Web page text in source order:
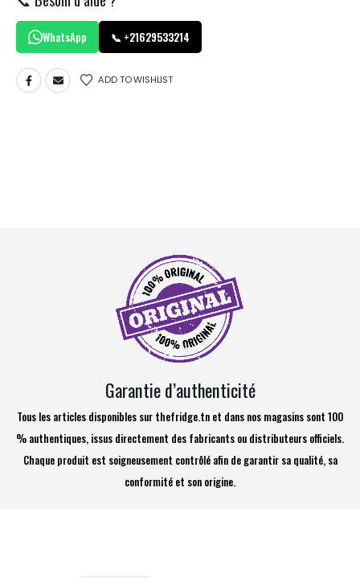
WhatsApp 📞 +21629533214
ADD TO WISHLIST
Garantie d’authenticité
Tous les articles disponibles sur thefridge.tn et dans nos magasins sont 100
% authentiques, issus directement des fabricants ou distributeurs officiels.
Chaque produit est soigneusement contrôlé afin de garantir sa qualité, sa
conformité et son origine.